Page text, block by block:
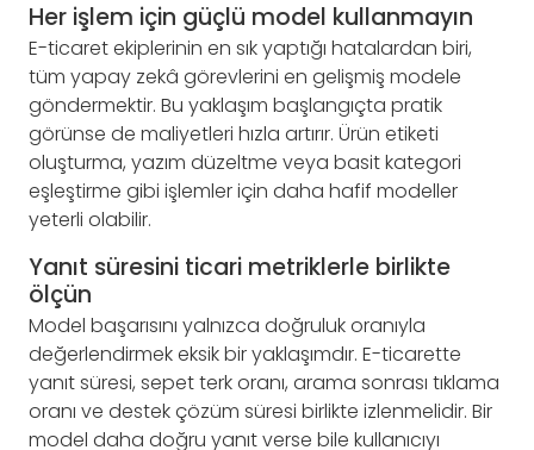
Her işlem için güçlü model kullanmayın
E-ticaret ekiplerinin en sık yaptığı hatalardan biri,
tüm yapay zekâ görevlerini en gelişmiş modele
göndermektir. Bu yaklaşım başlangıçta pratik
görünse de maliyetleri hızla artırır. Ürün etiketi
oluşturma, yazım düzeltme veya basit kategori
eşleştirme gibi işlemler için daha hafif modeller
yeterli olabilir.
Yanıt süresini ticari metriklerle birlikte
ölçün
Model başarısını yalnızca doğruluk oranıyla
değerlendirmek eksik bir yaklaşımdır. E-ticarette
yanıt süresi, sepet terk oranı, arama sonrası tıklama
oranı ve destek çözüm süresi birlikte izlenmelidir. Bir
model daha doğru yanıt verse bile kullanıcıyı